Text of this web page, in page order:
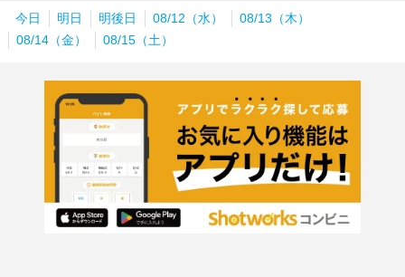
今日 明日 明後日 08/12（水）
08/13（木）
08/14（金）
08/15（土）